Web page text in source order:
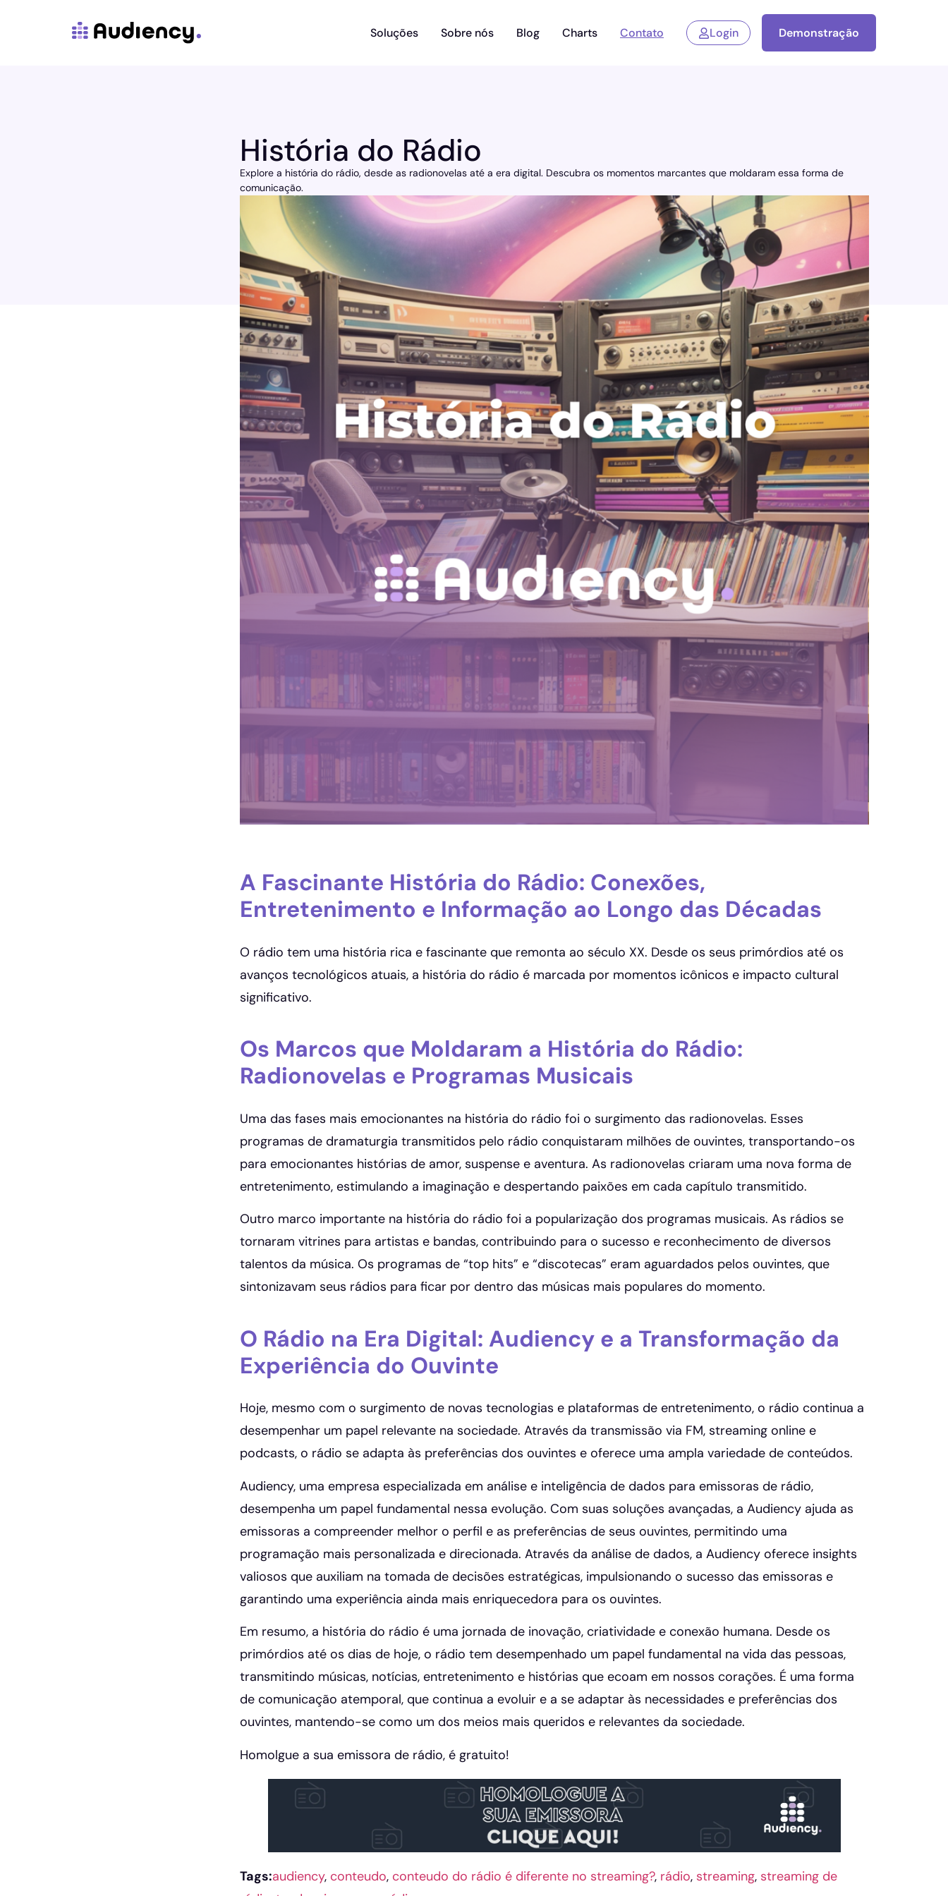
Soluções Sobre nós Blog Charts Contato Login Demonstração
História do Rádio
Explore a história do rádio, desde as radionovelas até a era digital. Descubra os momentos marcantes que moldaram essa forma de
comunicação.
A Fascinante História do Rádio: Conexões,
Entretenimento e Informação ao Longo das Décadas
O rádio tem uma história rica e fascinante que remonta ao século XX. Desde os seus primórdios até os
avanços tecnológicos atuais, a história do rádio é marcada por momentos icônicos e impacto cultural
significativo.
Os Marcos que Moldaram a História do Rádio:
Radionovelas e Programas Musicais
Uma das fases mais emocionantes na história do rádio foi o surgimento das radionovelas. Esses
programas de dramaturgia transmitidos pelo rádio conquistaram milhões de ouvintes, transportando-os
para emocionantes histórias de amor, suspense e aventura. As radionovelas criaram uma nova forma de
entretenimento, estimulando a imaginação e despertando paixões em cada capítulo transmitido.
Outro marco importante na história do rádio foi a popularização dos programas musicais. As rádios se
tornaram vitrines para artistas e bandas, contribuindo para o sucesso e reconhecimento de diversos
talentos da música. Os programas de “top hits” e “discotecas” eram aguardados pelos ouvintes, que
sintonizavam seus rádios para ficar por dentro das músicas mais populares do momento.
O Rádio na Era Digital: Audiency e a Transformação da
Experiência do Ouvinte
Hoje, mesmo com o surgimento de novas tecnologias e plataformas de entretenimento, o rádio continua a
desempenhar um papel relevante na sociedade. Através da transmissão via FM, streaming online e
podcasts, o rádio se adapta às preferências dos ouvintes e oferece uma ampla variedade de conteúdos.
Audiency, uma empresa especializada em análise e inteligência de dados para emissoras de rádio,
desempenha um papel fundamental nessa evolução. Com suas soluções avançadas, a Audiency ajuda as
emissoras a compreender melhor o perfil e as preferências de seus ouvintes, permitindo uma
programação mais personalizada e direcionada. Através da análise de dados, a Audiency oferece insights
valiosos que auxiliam na tomada de decisões estratégicas, impulsionando o sucesso das emissoras e
garantindo uma experiência ainda mais enriquecedora para os ouvintes.
Em resumo, a história do rádio é uma jornada de inovação, criatividade e conexão humana. Desde os
primórdios até os dias de hoje, o rádio tem desempenhado um papel fundamental na vida das pessoas,
transmitindo músicas, notícias, entretenimento e histórias que ecoam em nossos corações. É uma forma
de comunicação atemporal, que continua a evoluir e a se adaptar às necessidades e preferências dos
ouvintes, mantendo-se como um dos meios mais queridos e relevantes da sociedade.
Homolgue a sua emissora de rádio, é gratuito!
Tags:audiency, conteudo, conteudo do rádio é diferente no streaming?, rádio, streaming, streaming de